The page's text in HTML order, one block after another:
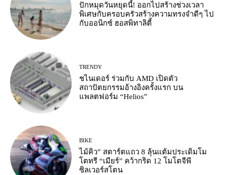
ปักหมุดวันหยุดนี้! ออกไปสร้างช่วงเวลา
พิเศษกับครอบครัวสร้างความทรงจำดีๆ ไป
กับออนิกซ์ ฮอสพิทาลิตี้
TRENDY
ชไนเดอร์ ร่วมกับ AMD เปิดตัว
สถาปัตยกรรมอ้างอิงครั้งแรก บน
แพลตฟอร์ม “Helios”
BIKE
ไม้คิว” สตาร์ตแถว 8 ลุ้นแต้มประเดิมโม
โตทรี “เมียร์” คว้ากริด 12 โมโตจีพี
ซิลเวอร์สโตน